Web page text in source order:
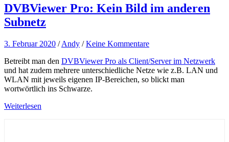
DVBViewer Pro: Kein Bild im anderen
Subnetz
3. Februar 2020 /Andy /Keine Kommentare
Betreibt man den DVBViewer Pro als Client/Server im Netzwerk
und hat zudem mehrere unterschiedliche Netze wie z.B. LAN und
WLAN mit jeweils eigenen IP-Bereichen, so blickt man
wortwörtlich ins Schwarze.
Weiterlesen